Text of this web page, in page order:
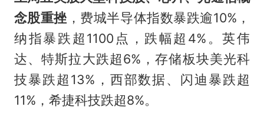
念股重挫 ，费城半导体指数暴跌逾10%，
纳指暴跌超1100点，跌幅超4%。英伟
达、特斯拉大跌超6%，存储板块美光科
技暴跌超13%，西部数据、闪迪暴跌超
11%，希捷科技跌超8%。